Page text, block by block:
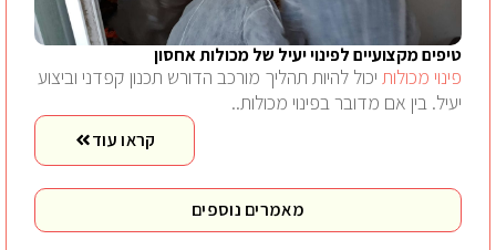
טיפים מקצועיים לפינוי יעיל של מכולות אחסון
פינוי מכולות יכול להיות תהליך מורכב הדורש תכנון קפדני וביצוע
יעיל. בין אם מדובר בפינוי מכולות..
קראו עוד
מאמרים נוספים